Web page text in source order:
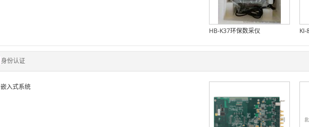
HB-K37环保数采仪
身份认证
嵌入式系统